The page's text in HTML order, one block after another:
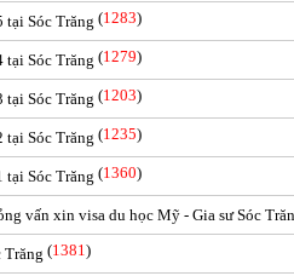
Sóc Trăng (1283)
Sóc Trăng (1279)
Sóc Trăng (1203)
Sóc Trăng (1235)
Sóc Trăng (1360)
vấn xin visa du học Mỹ - Gia sư Sóc
Trăng (1381)